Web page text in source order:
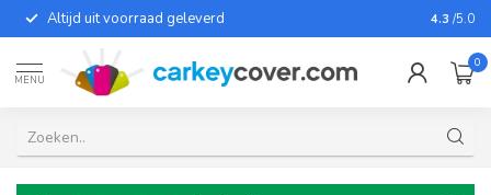
Altijd uit voorraad geleverd Voor
4.3 /5.0
MENU
0